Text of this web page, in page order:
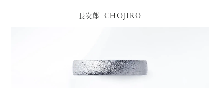
長次郎 CHOJIRO